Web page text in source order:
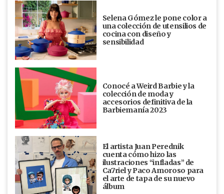
Selena Gómez le pone color a
una colección de utensilios de
cocina con diseño y
sensibilidad
Conocé a Weird Barbie y la
colección de moda y
accesorios definitiva de la
Barbiemanía 2023
El artista Juan Perednik
cuenta cómo hizo las
ilustraciones “infladas” de
Ca7riel y Paco Amoroso para
el arte de tapa de su nuevo
álbum